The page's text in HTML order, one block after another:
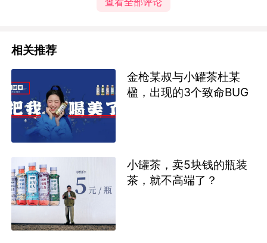
相关推荐
金枪某叔与小罐茶杜某
楹，出现的3个致命BUG
小罐茶，卖5块钱的瓶装
茶，就不高端了？